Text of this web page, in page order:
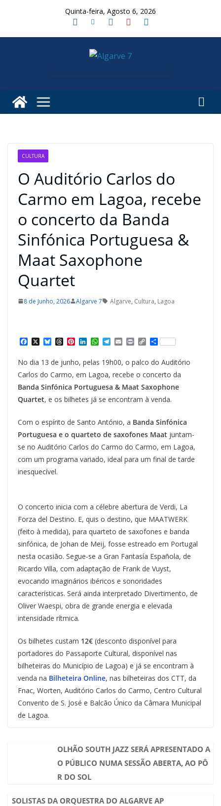
Quinta-feira, Agosto 6, 2026
CULTURA
O Auditório Carlos do
Carmo em Lagoa, recebe
o concerto da Banda
Sinfónica Portuguesa &
Maat Saxophone
Quartet
8 de Junho, 2026 Algarve 7 Algarve, Cultura, Lagoa
a
e
b
o
o
k
X B
u
e
s
k
y
T
h
e
a
d
s
P
t
e
r
e
s
t
L
n
k
e
d
I
n
W
h
t
s
A
p
p
T
e
e
g
r
a
m
E
m
i
l
P
n
t
C
o
y
L
i
n
k
S
h
r
e
No dia 13 de junho, pelas 19h00, o palco do Auditório
Carlos do Carmo, em Lagoa, recebe o concerto da
Banda Sinfónica Portuguesa & Maat Saxophone
Quartet, e os bilhetes já se encontram à venda.
Com o espírito de Santo António, a Banda Sinfónica
Portuguesa e o quarteto de saxofones Maat juntam-
se no Auditório Carlos do Carmo do Carmo, em Lagoa,
com um programa variado, ideal para um final de tarde
inesquecível.
O concerto inicia com a célebre abertura de Verdi, La
Forza del Destino. E, quis o destino, que MAATWERK
(feito à medida), para quarteto de saxofones e banda
sinfónica, de Johan de Meij, fosse estreado em Portugal
nesta ocasião. Segue-se a Gran Fantasía Española, de
Ricardo Villa, com adaptação de Frank de Vuyst,
evocando imaginários ibéricos e sonoridades
características. Será ainda interpretado Divertimento, de
Oliver Waespi, obra de grande energia e elevada
intensidade rítmica.
Os bilhetes custam 12€ (desconto disponível para
portadores do Passaporte Cultural, disponível nas
bilheteiras do Município de Lagoa) e já se encontram à
venda na Bilheteira Online, nas bilheteiras dos CTT, da
Fnac, Worten, Auditório Carlos do Carmo, Centro Cultural
Convento de S. José e Balcão Único da Câmara Municipal
de Lagoa.
OLHÃO SOUTH JAZZ SERÁ APRESENTADO A
O PÚBLICO NUMA SESSÃO ABERTA, AO PÔ
R DO SOL
SOLISTAS DA ORQUESTRA DO ALGARVE AP